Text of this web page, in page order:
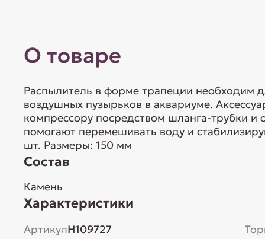
О товаре
Распылитель в форме трапеции необходим
воздушных пузырьков в аквариуме.
компрессору посредством шланга-трубки и
помогают перемешивать воду и
шт. Размеры: 150 мм
Состав
Камень
Характеристики
АртикулH109727